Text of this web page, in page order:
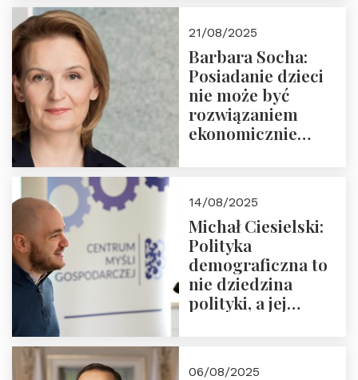
Nowego
Ćwierćwiecza”
21/08/2025
Barbara Socha:
Posiadanie dzieci
nie może być
rozwiązaniem
ekonomicznie
14/08/2025
Michał Ciesielski:
Polityka
demograficzna to
nie dziedzina
polityki, a jej
06/08/2025